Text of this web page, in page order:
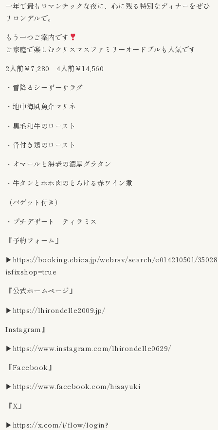
一年で最もロマンチックな夜に、心に残る特別なディナーをぜひ
リロンデルで。
もう一つご案内です
ご家庭で楽しむクリスマスファミリーオードブルも人気です
2人前￥7,280 4人前￥14,560
・雪降るシーザーサラダ
・地中海風魚介マリネ
・黒毛和牛のロースト
・骨付き鶏のロースト
・オマールと海老の濃厚グラタン
・牛タンとホホ肉のとろける赤ワイン煮
（バゲット付き）
・プチデザート ティラミス
『予約フォーム』
▶︎https://booking.ebica.jp/webrsv/search/e014210501/
isfixshop=true
『公式ホームページ』
▶︎https://lhirondelle2009.jp/
Instagram』
▶︎https://www.instagram.com/lhirondelle0629/
『Facebook』
▶︎https://www.facebook.com/hisayuki
『X』
▶︎https://x.com/i/flow/login?